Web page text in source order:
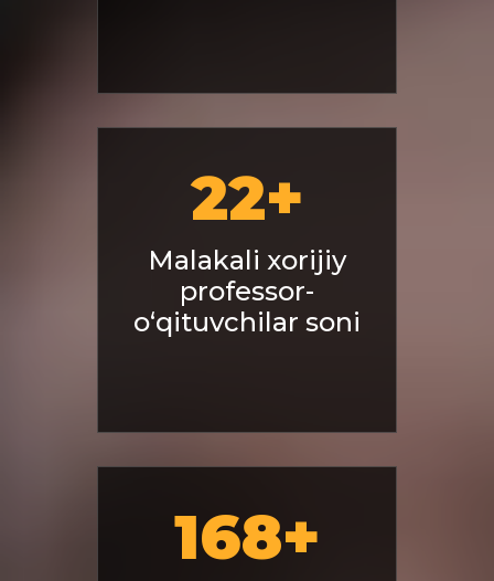
22+
Malakali xorijiy
professor-
o‘qituvchilar soni
168+